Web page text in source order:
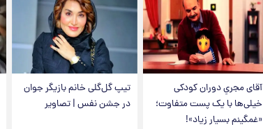
آقای مجریِ دوران کودکی
خیلی‌ها با یک پست متفاوت؛
«غمگینم بسیار زیاد»!
تیپ گل‌گلی خانم بازیگر جوان
در جشن نفس | تصاویر